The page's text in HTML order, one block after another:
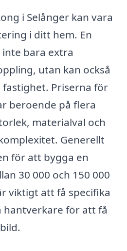
i Selånger kan vara
i ditt hem. En
bara extra
utan kan också
Priserna för
beroende på flera
materialval och
Generellt
för att bygga en
30 000 och 150 000
viktigt att få specifika
för att få